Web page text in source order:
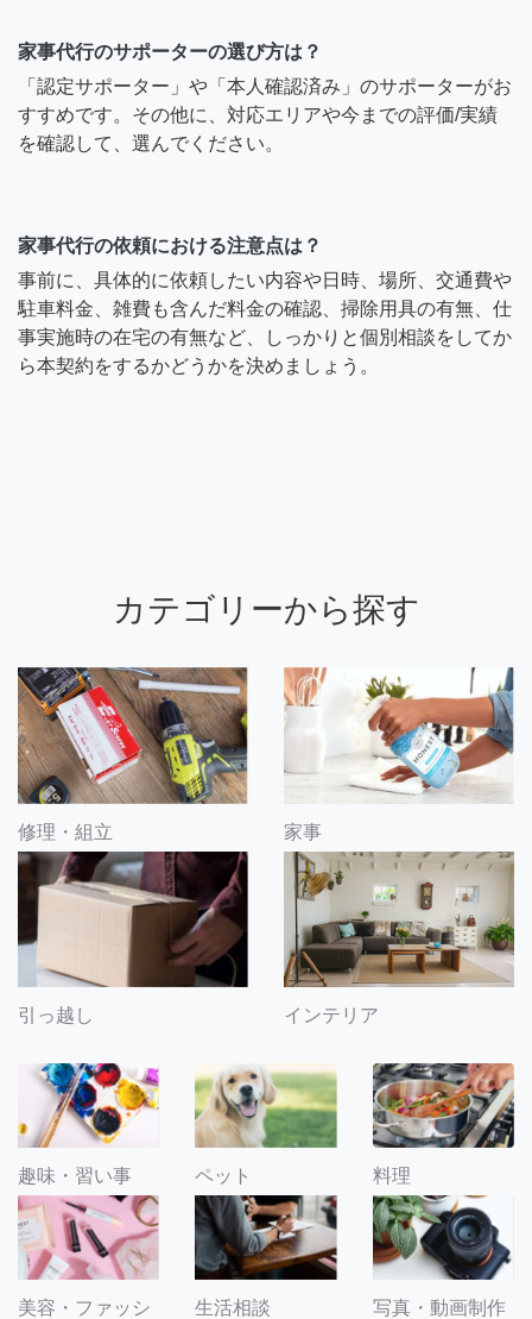
家事代行のサポーターの選び方は？
「認定サポーター」や「本人確認済み」のサポーターがお
すすめです。その他に、対応エリアや今までの評価/実績
を確認して、選んでください。
家事代行の依頼における注意点は？
事前に、具体的に依頼したい内容や日時、場所、交通費や
駐車料金、雑費も含んだ料金の確認、掃除用具の有無、仕
事実施時の在宅の有無など、しっかりと個別相談をしてか
ら本契約をするかどうかを決めましょう。
カテゴリーから探す
修理・組立 家事
引っ越し インテリア
趣味・習い事 ペット 料理
美容・ファッシ
生活相談 写真・動画制作